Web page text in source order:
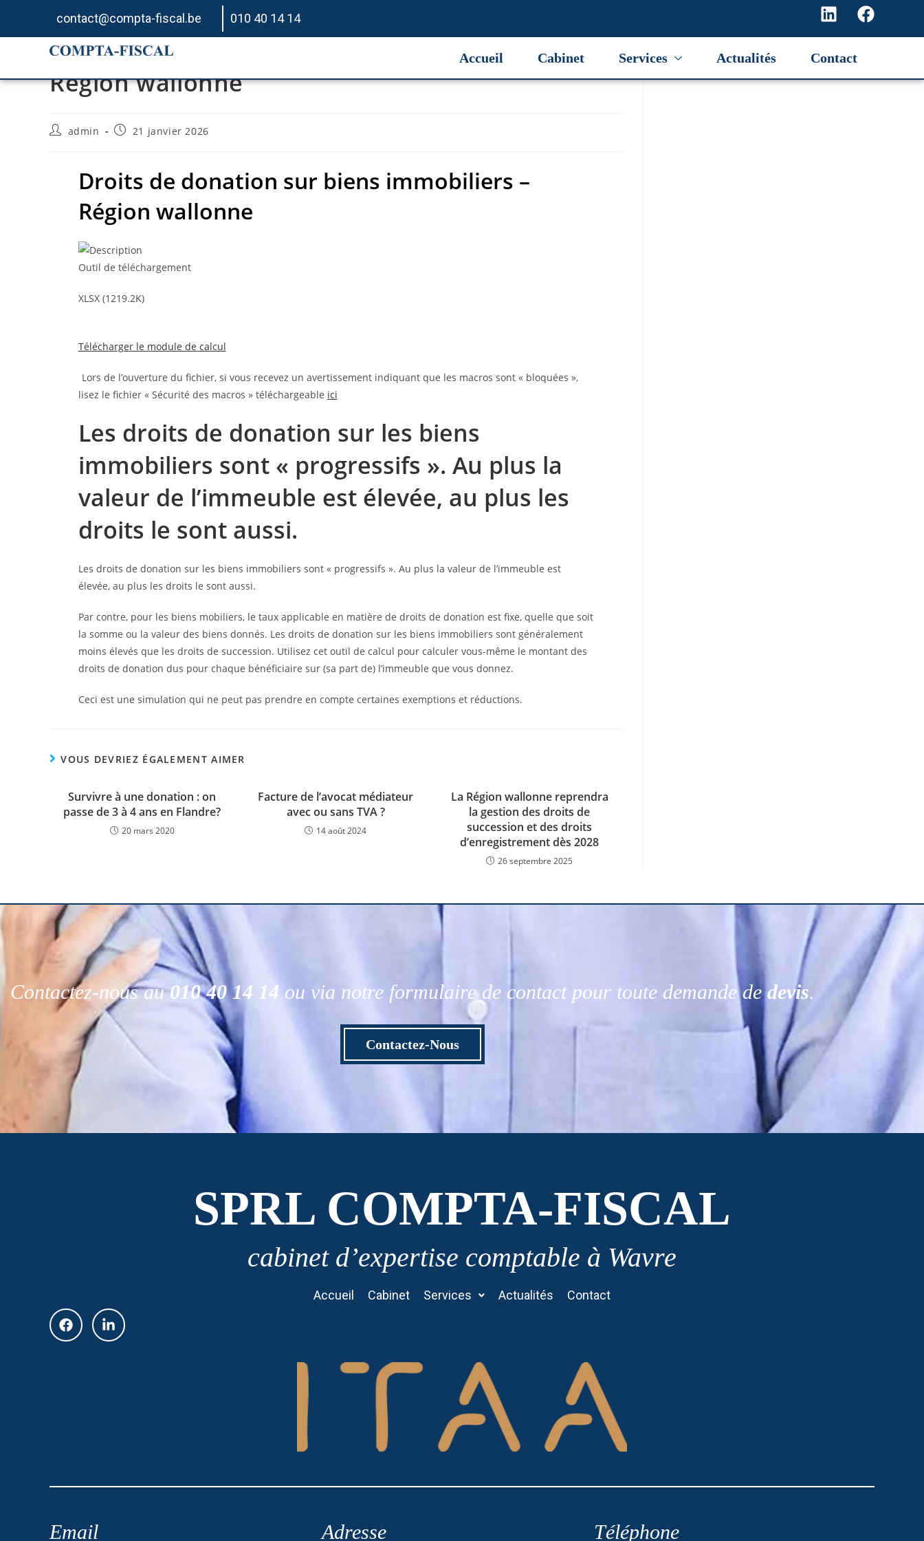
contact@compta-fiscal.be 010 40 14 14
Accueil Cabinet Services Actualités Contact
Droits de donation sur biens immobiliers –
Région wallonne
admin 21 janvier 2026
Droits de donation sur biens immobiliers –
Région wallonne
Outil de téléchargement
XLSX (1219.2K)
Télécharger le module de calcul
Lors de l’ouverture du fichier, si vous recevez un avertissement indiquant que les macros sont « bloquées »,
lisez le fichier « Sécurité des macros » téléchargeable ici
Les droits de donation sur les biens
immobiliers sont « progressifs ». Au plus la
valeur de l’immeuble est élevée, au plus les
droits le sont aussi.
Les droits de donation sur les biens immobiliers sont « progressifs ». Au plus la valeur de l’immeuble est
élevée, au plus les droits le sont aussi.
Par contre, pour les biens mobiliers, le taux applicable en matière de droits de donation est fixe, quelle que soit
la somme ou la valeur des biens donnés. Les droits de donation sur les biens immobiliers sont généralement
moins élevés que les droits de succession. Utilisez cet outil de calcul pour calculer vous-même le montant des
droits de donation dus pour chaque bénéficiaire sur (sa part de) l’immeuble que vous donnez.
Ceci est une simulation qui ne peut pas prendre en compte certaines exemptions et réductions.
VOUS DEVRIEZ ÉGALEMENT AIMER
Survivre à une donation : on
passe de 3 à 4 ans en Flandre?
20 mars 2020
Facture de l’avocat médiateur
avec ou sans TVA ?
14 août 2024
La Région wallonne reprendra
la gestion des droits de
succession et des droits
d’enregistrement dès 2028
26 septembre 2025
Contactez-nous au010 40 14 14 ou via notre formulaire de contact pour toute demande dedevis.
Contactez-Nous
SPRL COMPTA-FISCAL
cabinet d’expertise comptable à Wavre
Accueil Cabinet Services Actualités Contact
Email Adresse Téléphone